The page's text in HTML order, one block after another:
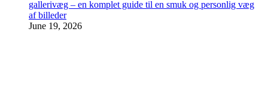
gallerivæg – en komplet guide til en smuk og personlig væg
af billeder
June 19, 2026